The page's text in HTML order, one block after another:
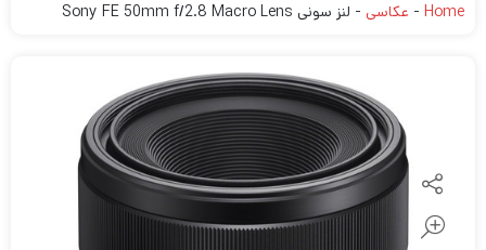
Home
- عکاسی - لنز سونی Sony FE 50mm f/2.8 Macro Lens